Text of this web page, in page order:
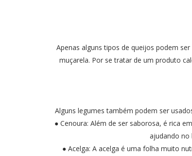
Apenas alguns tipos de queijos podem
muçarela. Por se tratar de um produto
Alguns legumes também podem ser
● Cenoura: Além de ser saborosa, é rica
ajudando no
● Acelga: A acelga é uma folha muito